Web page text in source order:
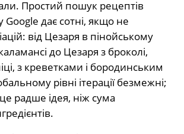
Простий пошук рецептів
Google дає сотні, якщо не
від Цезаря в пінойському
до Цезаря з броколі,
з креветками і бородинським
рівні ітерації безмежні;
радше ідея, ніж сума